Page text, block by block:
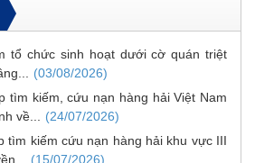
tổ chức sinh hoạt dưới cờ quán triệt
(03/08/2026)
tìm kiếm, cứu nạn hàng hải Việt Nam
về...
(24/07/2026)
tìm kiếm cứu nạn hàng hải khu vực III
(15/07/2026)